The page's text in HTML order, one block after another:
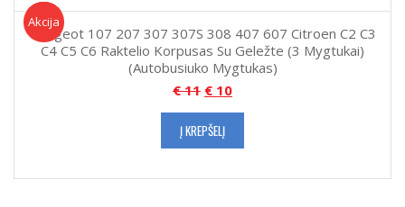
Akcija
Akcija!
Peugeot 107 207 307 307S 308 407 607 Citroen C2 C3
C4 C5 C6 Raktelio Korpusas Su Geležte (3 Mygtukai)
(Autobusiuko Mygtukas)
€11 € 10
Į KREPŠELĮ